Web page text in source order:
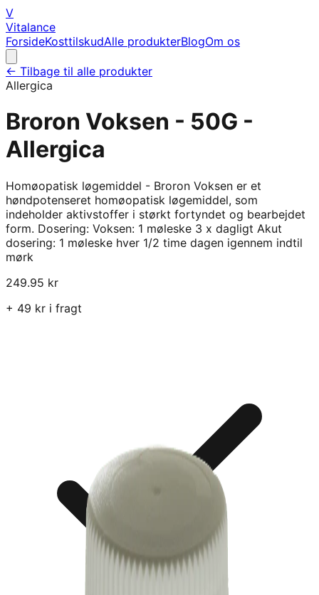
V
Vitalance
ForsideKosttilskudAlle produkterBlogOm os
← Tilbage til alle produkter
Allergica
Broron Voksen - 50G -
Allergica
Homøopatisk løgemiddel - Broron Voksen er et
høndpotenseret homøopatisk løgemiddel, som
indeholder aktivstoffer i størkt fortyndet og bearbejdet
form. Dosering: Voksen: 1 møleske 3 x dagligt Akut
dosering: 1 møleske hver 1/2 time dagen igennem indtil
mørk
249.95 kr
+ 49 kr i fragt